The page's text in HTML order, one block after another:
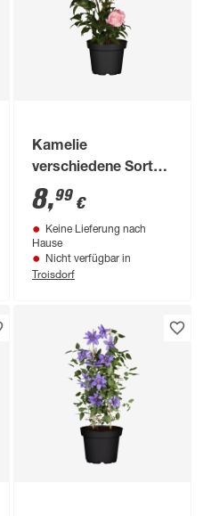
Kamelie
verschiedene Sorten
15 cm Topf
8,99 €
Keine Lieferung nach
Hause
Nicht verfügbar in
Troisdorf